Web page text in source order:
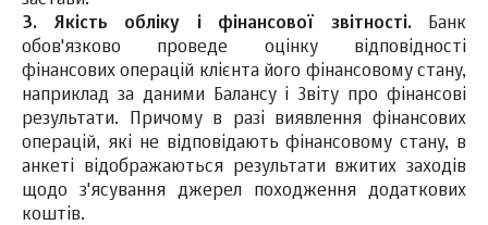
3. Якість обліку і фінансової звітності.
Банк
обов'язково проведе оцінку відповідності
фінансових операцій клієнта його фінансовому стану,
наприклад за даними Балансу і Звіту про фінансові
результати. Причому в разі виявлення фінансових
операцій, які не відповідають фінансовому стану, в
анкеті відображаються результати вжитих заходів
щодо з'ясування джерел походження додаткових
коштів.